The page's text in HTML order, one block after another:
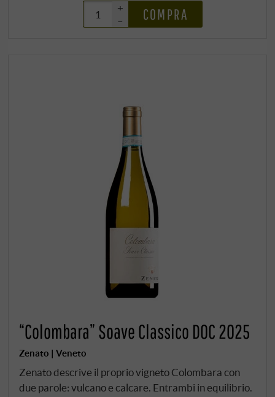
+
–
COMPRA
“Colombara” Soave Classico DOC 2025
Zenato | Veneto
Zenato descrive il proprio vigneto Colombara con
due parole: vulcano e calcare. Entrambi in equilibrio.